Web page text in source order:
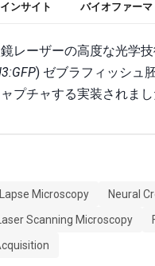
インサイト バイオファー
レーザーの高度な光学
) ゼブラフィッシュ
プチャする実装されま
Microscopy
Neural
Scanning Microscopy